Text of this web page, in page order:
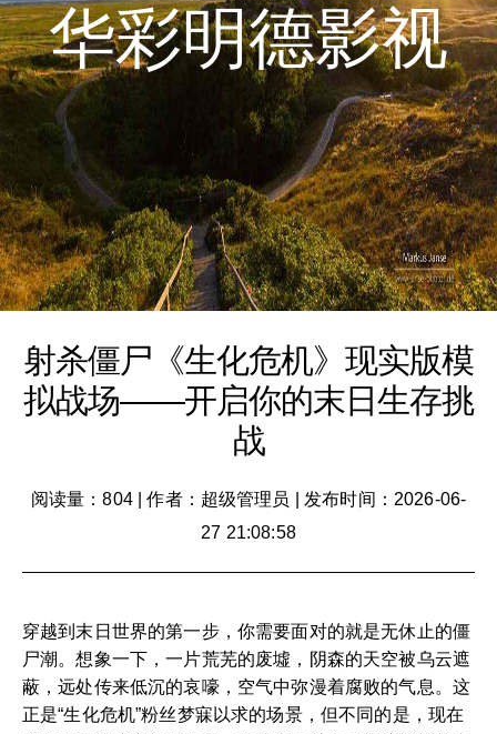
华彩明德影视
射杀僵尸《生化危机》现实版模
拟战场——开启你的末日生存挑
战
阅读量：804|作者：超级管理员
发布时间：2026-06-
27 21:08:58
穿越到末日世界的第一步，你需要面对的就是无休止的僵
尸潮。想象一下，一片荒芜的废墟，阴森的天空被乌云遮
蔽，远处传来低沉的哀嚎，空气中弥漫着腐败的气息。这
正是“生化危机”粉丝梦寐以求的场景，但不同的是，现在